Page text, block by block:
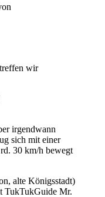
wir
irgendwann
sich mit einer
30 km/h bewegt
alte Königsstadt)
TukTukGuide Mr.